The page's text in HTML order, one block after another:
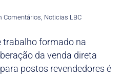
Comentários, Noticias LBC
trabalho formado na
da venda direta
postos revendedores é